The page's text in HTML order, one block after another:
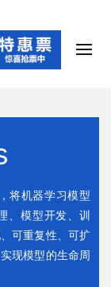
将机器学习模型
、模型开发、训
可重复性、可扩
现模型的生命周